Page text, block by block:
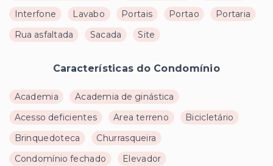
Interfone
Lavabo Portais Portao
Portaria
Rua asfaltada
Sacada Site
Características do Condomínio
Academia
Academia de ginástica
Acesso deficientes
Area terreno
Bicicletário
Brinquedoteca
Churrasqueira
Condomínio fechado
Elevador